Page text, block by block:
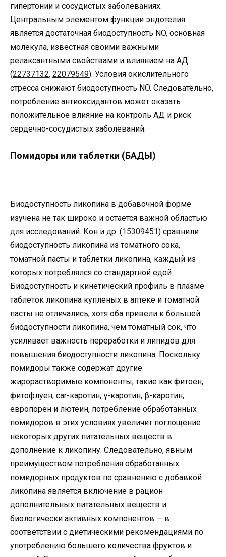
гипертонии и сосудистых заболеваниях.
Центральным элементом функции эндотелия
является достаточная биодоступность NO, основная
молекула, известная своими важными
релаксантными свойствами и влиянием на АД
(22737132, 22079549). Условия окислительного
стресса снижают биодоступность NO. Следовательно,
потребление антиоксидантов может оказать
положительное влияние на контроль АД и риск
сердечно-сосудистых заболеваний.
Помидоры или таблетки (БАДЫ)
Биодоступность ликопина в добавочной форме
изучена не так широко и остается важной областью
для исследований. Кон и др. (15309451) сравнили
биодоступность ликопина из томатного сока,
томатной пасты и таблетки ликопина, каждый из
которых потреблялся со стандартной едой.
Биодоступность и кинетический профиль в плазме
таблеток ликопина купленых в аптеке и томатной
пасты не отличались, хотя оба привели к большей
биодоступности ликопина, чем томатный сок, что
усиливает важность переработки и липидов для
повышения биодоступности ликопина. Поскольку
помидоры также содержат другие
жирорастворимые компоненты, такие как фитоен,
фитофлуен, car-каротин, γ-каротин, β-каротин,
европорен и лютеин, потребление обработанных
помидоров в этих условиях увеличит поглощение
некоторых других питательных веществ в
дополнение к ликопину. Следовательно, явным
преимуществом потребления обработанных
помидорных продуктов по сравнению с добавкой
ликопина является включение в рацион
дополнительных питательных веществ и
биологически активных компонентов — в
соответствии с диетическими рекомендациями по
употреблению большего количества фруктов и